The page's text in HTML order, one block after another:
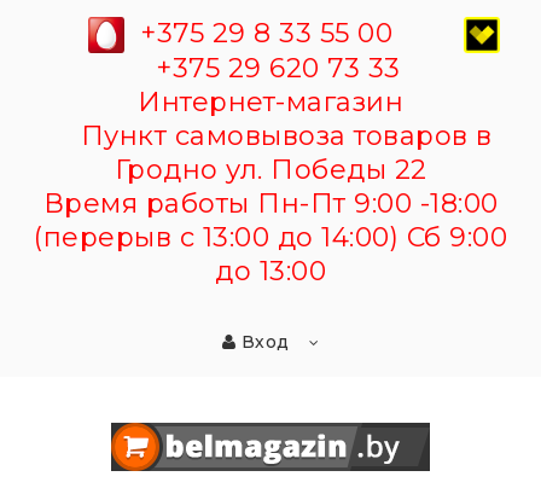
+375 29 8 33 55 00
+375 29 620 73 33
Интернет-магазин
Пункт самовывоза товаров в
Гродно ул. Победы 22
Время работы Пн-Пт 9:00 -18:00
(перерыв с 13:00 до 14:00) Сб 9:00
до 13:00
Вход